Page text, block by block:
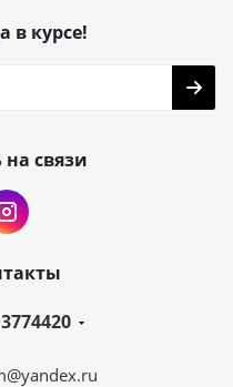
в курсе!
на связи